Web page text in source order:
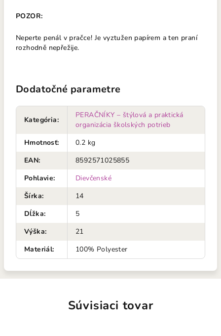
POZOR:
Neperte penál v pračce! Je vyztužen papírem a ten praní
rozhodně nepřežije.
Dodatočné parametre
Kategória:
PERAČNÍKY – štýlová a praktická
organizácia školských potrieb
Hmotnosť:
0.2 kg
EAN:
8592571025855
Pohlavie:
Dievčenské
Šírka:
14
Dĺžka:
5
Výška:
21
Materiál: 100% Polyester
Súvisiaci tovar